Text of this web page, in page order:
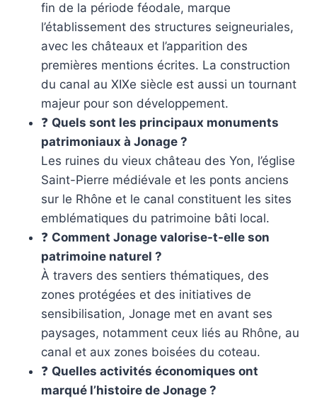
fin de la période féodale, marque
l’établissement des structures seigneuriales,
avec les châteaux et l’apparition des
premières mentions écrites. La construction
du canal au XIXe siècle est aussi un tournant
majeur pour son développement.
❓ Quels sont les principaux monuments
patrimoniaux à Jonage ?
Les ruines du vieux château des Yon, l’église
Saint-Pierre médiévale et les ponts anciens
sur le Rhône et le canal constituent les sites
emblématiques du patrimoine bâti local.
❓ Comment Jonage valorise-t-elle son
patrimoine naturel ?
À travers des sentiers thématiques, des
zones protégées et des initiatives de
sensibilisation, Jonage met en avant ses
paysages, notamment ceux liés au Rhône, au
canal et aux zones boisées du coteau.
❓ Quelles activités économiques ont
marqué l’histoire de Jonage ?